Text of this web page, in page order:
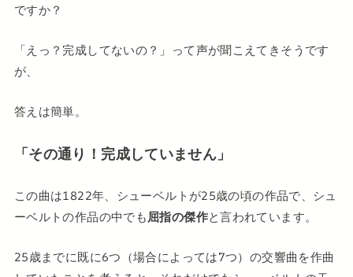
ですか？
「えっ？完成してないの？」って声が聞こえてきそうです
が、
答えは簡単。
「その通り！完成していません」
この曲は1822年、シューベルトが25歳の頃の作品で、シュ
ーベルトの作品の中でも屈指の傑作と言われています。
25歳までに既に6つ（場合によっては7つ）の交響曲を作曲